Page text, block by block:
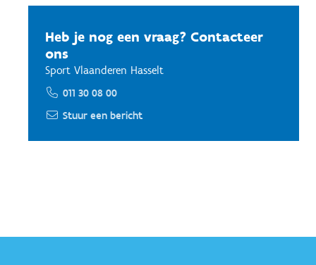
Heb je nog een vraag? Contacteer
ons
Sport Vlaanderen Hasselt
011 30 08 00
Stuur een bericht